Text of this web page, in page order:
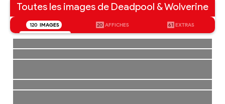
Toutes les images de Deadpool & Wolverine
120 IMAGES 20 AFFICHES 61 EXTRAS